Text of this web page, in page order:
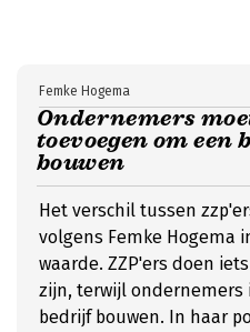
Ondernemers
toevoegen om
bouwen
Femke Hogema
Het verschil tussen
volgens Femke Hogema
waarde. ZZP'ers doen
zijn, terwijl ondernemers
bedrijf bouwen. In haar